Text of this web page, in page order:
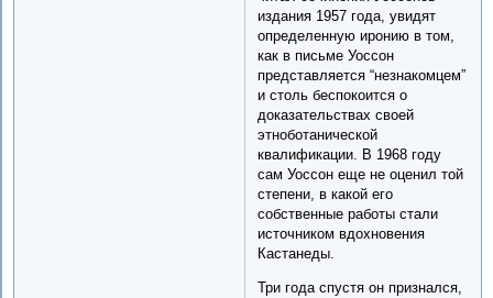
издания 1957 года, увидят
определенную иронию в том,
как в письме Уоссон
представляется “незнакомцем”
и столь беспокоится о
доказательствах своей
этноботанической
квалификации. В 1968 году
сам Уоссон еще не оценил той
степени, в какой его
собственные работы стали
источником вдохновения
Кастанеды.
Три года спустя он признался,